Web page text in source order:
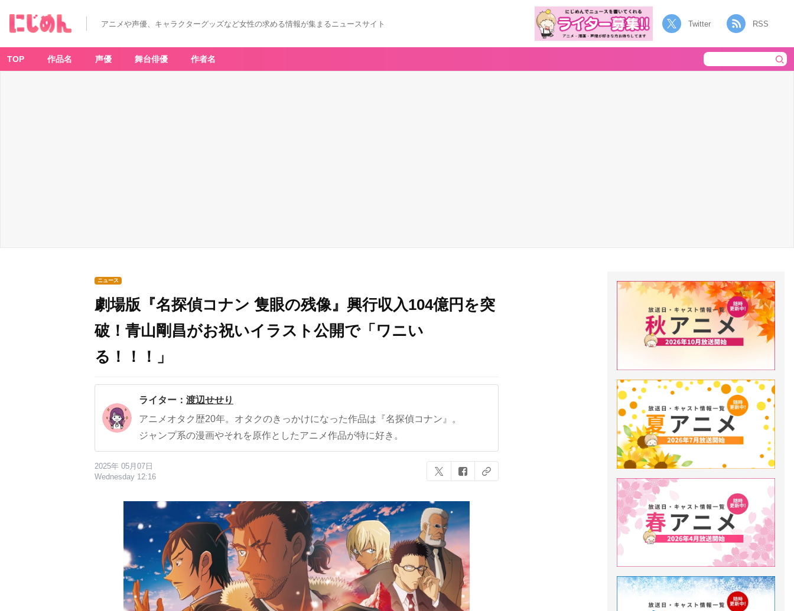
アニメや声優、キャラクターグッズなど女性の求める情報が集まるニュースサイト Twitter RSS
TOP 作品名 声優 舞台俳優 作者名
ニュース
劇場版『名探偵コナン 隻眼の残像』興行収入104億円を突
破！青山剛昌がお祝いイラスト公開で「ワニい
る！！！」
ライター： 渡辺せせり
アニメオタク歴20年。オタクのきっかけになった作品は『名探偵コナン』。
ジャンプ系の漫画やそれを原作としたアニメ作品が特に好き。
2025年 05月07日
Wednesday 12:16